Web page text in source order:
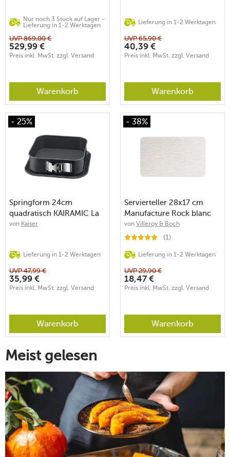
Nur noch 3 Stück auf Lager -
Lieferung in 1-2 Werktagen
UVP869,00 €
529,99 €
Preis inkl. MwSt. zzgl. Versand
Warenkorb
Lieferung in 1-2 Werktagen
UVP65,90 €
40,39 €
Preis inkl. MwSt. zzgl. Versand
Warenkorb
- 25%
Springform 24cm
quadratisch KAIRAMIC La
Forme Plus SafeClick
von Kaiser
Lieferung in 1-2 Werktagen
UVP47,99 €
35,99 €
Preis inkl. MwSt. zzgl. Versand
Warenkorb
- 38%
Servierteller 28x17 cm
Manufacture Rock blanc
von Villeroy & Boch
(1)
Lieferung in 1-2 Werktagen
UVP29,90 €
18,47 €
Preis inkl. MwSt. zzgl. Versand
Warenkorb
Meist gelesen